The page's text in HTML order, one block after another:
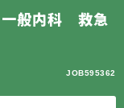
般内科 救急
JOB595362